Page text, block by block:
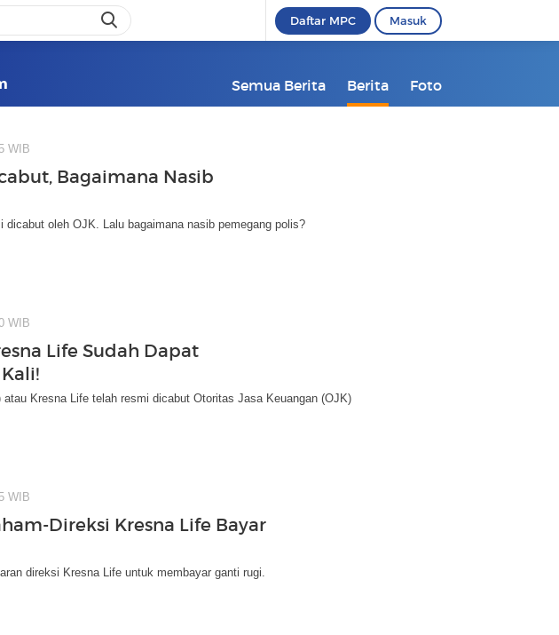
Daftar MPC Masuk
Semua Berita Berita Foto
WIB
Bagaimana Nasib
dicabut oleh OJK. Lalu bagaimana nasib pemegang polis?
WIB
Life Sudah Dapat
Kresna Life telah resmi dicabut Otoritas Jasa Keuangan (OJK)
WIB
Direksi Kresna Life Bayar
direksi Kresna Life untuk membayar ganti rugi.